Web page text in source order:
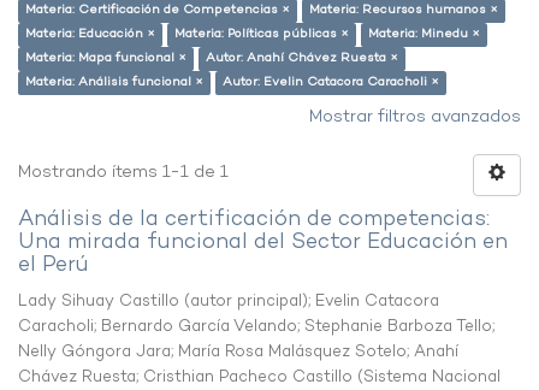
Materia: Certificación de Competencias ×
Materia: Recursos humanos ×
Materia: Educación ×
Materia: Políticas públicas ×
Materia: Minedu ×
Materia: Mapa funcional ×
Autor: Anahí Chávez Ruesta ×
Materia: Análisis funcional ×
Autor: Evelin Catacora Caracholi ×
Mostrar filtros avanzados
Mostrando ítems 1-1 de 1
Análisis de la certificación de competencias:
Una mirada funcional del Sector Educación en
el Perú
Lady Sihuay Castillo (autor principal); Evelin Catacora
Caracholi; Bernardo García Velando; Stephanie Barboza Tello;
Nelly Góngora Jara; María Rosa Malásquez Sotelo; Anahí
Chávez Ruesta; Cristhian Pacheco Castillo (Sistema Nacional